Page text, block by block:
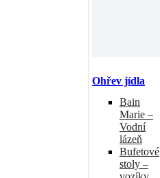
Ohřev jídla
Bain
Marie –
Vodní
lázeň
Bufetové
stoly –